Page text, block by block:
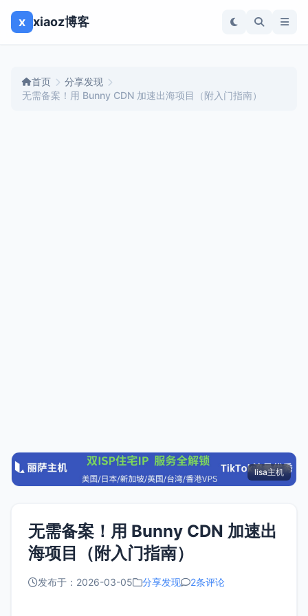
x xiaoz博客
首页
分享发现
无需备案！用 Bunny CDN 加速出海项目（附入门指南）
lisa主机
无需备案！用 Bunny CDN 加速出
海项目（附入门指南）
发布于：2026-03-05 分享发现 2条评论